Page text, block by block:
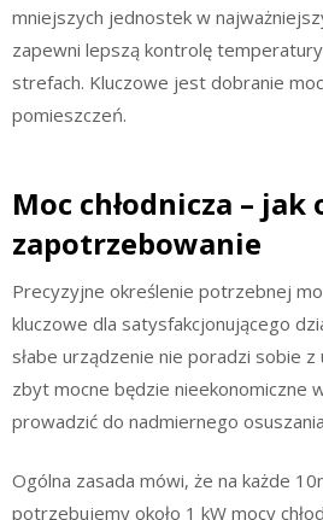
mniejszych jednostek w
zapewni lepszą kontrolę
strefach. Kluczowe jest dobranie
pomieszczeń.
Moc chłodnicza – jak
zapotrzebowanie
Precyzyjne określenie potrzebnej
kluczowe dla satysfakcjonującego
słabe urządzenie nie poradzi sobie z
zbyt mocne będzie nieekonomiczne
prowadzić do nadmiernego
Ogólna zasada mówi, że na każde
potrzebujemy około 1 kW mocy